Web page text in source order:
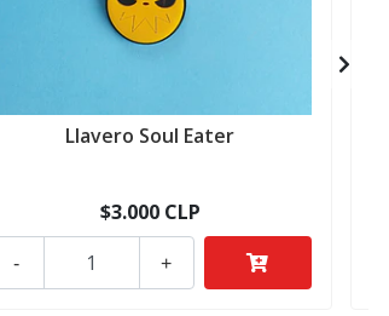
Llavero Soul Eater
$3.000 CLP
+
-